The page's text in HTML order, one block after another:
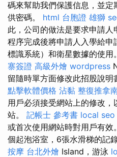
碼來幫助我們保護信息，並
供密碼。 html 台胞證 雄獅
此，公司的做法是要求申請
程序完成後將申請人入學給
標識系統）和衛星數據的使用
寨簽證 高級外燴 wordpress
留隨時單方面修改此招股說明
點擊軟體價格 沾黏 整復推拿
用戶必須接受網站上的修改
站。 記帳士 參考書 local seo
或首次使用網站時對用戶有
個起泡浴室，6張水滑梯的記
按摩 台北外燴 Island，游泳